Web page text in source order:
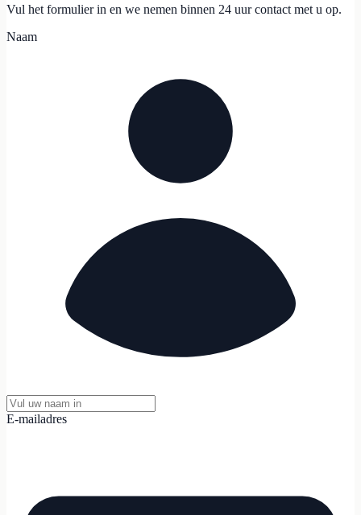
Vul het formulier in en we nemen binnen 24 uur contact met u op.
Naam
E-mailadres